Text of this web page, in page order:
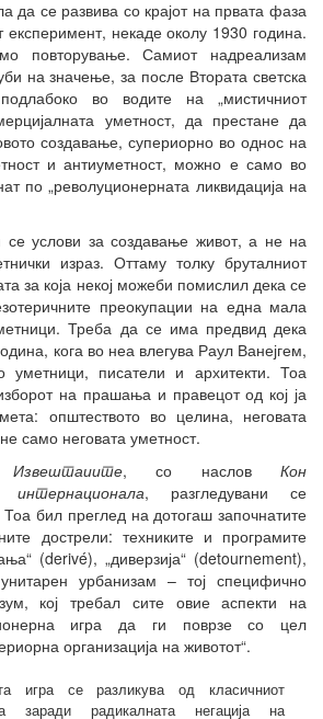
да се развива со крајот на првата фаза
експеримент, некаде околу 1930 година.
повторување. Самиот надреализам
на значење, за после Втората светска
во водите на „мистичниот
уметност, да престане да
создавање, супериорно во однос на
и антиуметност, можно е само во
по „револуционерната ликвидација на
услови за создавање живот, а не на
израз. Оттаму толку бруталниот
за која некој можеби помислил дека се
преокупации на една мала
Треба да се има предвид дека
кога во неа влегува Раул Ванејгем,
уметници, писатели и архитекти. Тоа
на прашања и правецот од кој ја
општеството во целина, неговата
само неговата уметност.
Извештаиите, со наслов Кон
интернационала, разгледувани се
бил преглед на дотогаш започнатите
дострели: техниките и програмите
(derivé), „диверзија“ (detournement),
урбанизам – тој специфично
кој требал сите овие аспекти на
игра да ги поврзе со цел
организација на животот“.
игра се разликува од класичниот
заради радикалната негација на